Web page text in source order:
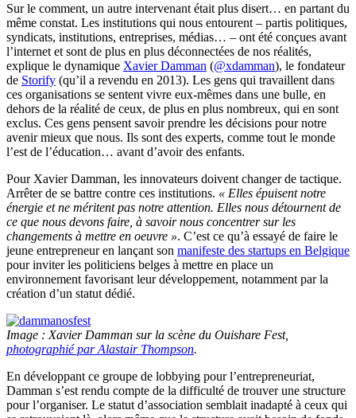
Sur le comment, un autre intervenant était plus disert… en partant du
même constat. Les institutions qui nous entourent – partis politiques,
syndicats, institutions, entreprises, médias… – ont été conçues avant
l’internet et sont de plus en plus déconnectées de nos réalités,
explique le dynamique Xavier Damman (@xdamman), le fondateur
de Storify (qu’il a revendu en 2013). Les gens qui travaillent dans
ces organisations se sentent vivre eux-mêmes dans une bulle, en
dehors de la réalité de ceux, de plus en plus nombreux, qui en sont
exclus. Ces gens pensent savoir prendre les décisions pour notre
avenir mieux que nous. Ils sont des experts, comme tout le monde
l’est de l’éducation… avant d’avoir des enfants.
Pour Xavier Damman, les innovateurs doivent changer de tactique.
Arrêter de se battre contre ces institutions. « Elles épuisent notre
énergie et ne méritent pas notre attention. Elles nous détournent de
ce que nous devons faire, à savoir nous concentrer sur les
changements à mettre en oeuvre ». C’est ce qu’à essayé de faire le
jeune entrepreneur en lançant son manifeste des startups en Belgique
pour inviter les politiciens belges à mettre en place un
environnement favorisant leur développement, notamment par la
création d’un statut dédié.
Image : Xavier Damman sur la scène du Ouishare Fest,
photographié par Alastair Thompson.
En développant ce groupe de lobbying pour l’entrepreneuriat,
Damman s’est rendu compte de la difficulté de trouver une structure
pour l’organiser. Le statut d’association semblait inadapté à ceux qui